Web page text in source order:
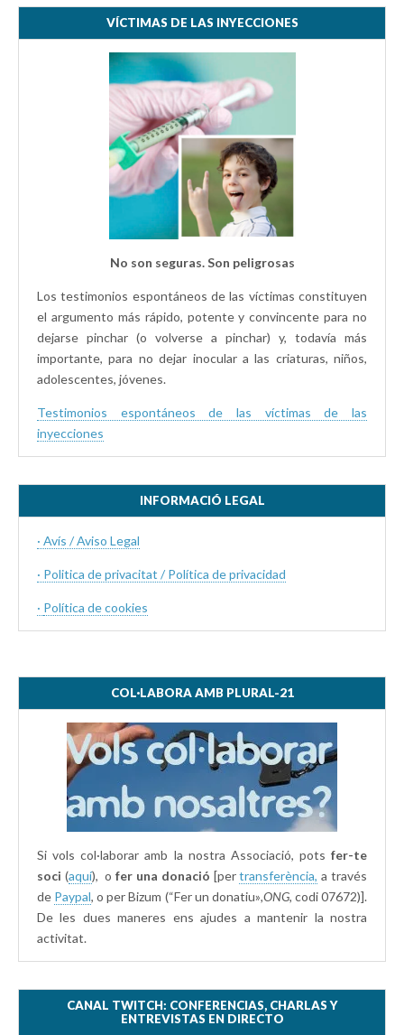
VÍCTIMAS DE LAS INYECCIONES
No son seguras. Son peligrosas
Los testimonios espontáneos de las víctimas constituyen
el argumento más rápido, potente y convincente para no
dejarse pinchar (o volverse a pinchar) y, todavía más
importante, para no dejar inocular a las criaturas, niños,
adolescentes, jóvenes.
Testimonios espontáneos de las víctimas de las
inyecciones
INFORMACIÓ LEGAL
· Avís / Aviso Legal
· Politica de privacitat / Política de privacidad
· Política de cookies
COL·LABORA AMB PLURAL-21
Si vols col·laborar amb la nostra Associació, pots fer-te
soci (aquí), ofer una donació [pertransferència, a través
de Paypal, o per Bizum (“Fer un donatiu»,ONG, codi 07672)].
De les dues maneres ens ajudes a mantenir la nostra
activitat.
CANAL TWITCH: CONFERENCIAS, CHARLAS Y
ENTREVISTAS EN DIRECTO